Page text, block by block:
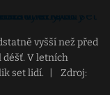
vyšší než před
déšť. V letních
set lidí.
Zdroj: